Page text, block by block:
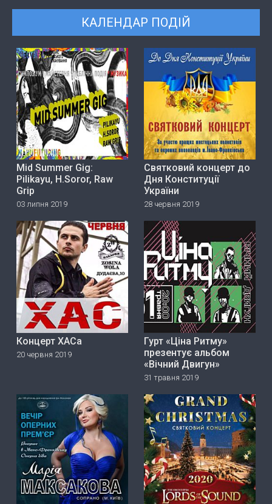
КАЛЕНДАР ПОДІЙ
Mid Summer Gig:
Pilikayu, H.Soror, Raw
Grip
03 липня 2019
Святковий концерт до
Дня Конституції
України
28 червня 2019
Концерт ХАСа
20 червня 2019
Гурт «Ціна Ритму»
прeзeнтує альбом
«Вічний Двигун»
31 травня 2019